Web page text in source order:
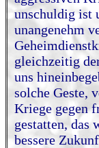
unschuldig ist
unangenehm
gleichzeitig
uns
solche Geste,
Kriege gegen
gestatten, das
bessere